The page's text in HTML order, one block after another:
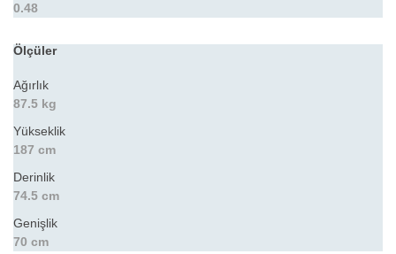
0.48
Ölçüler
Ağırlık
87.5 kg
Yükseklik
187 cm
Derinlik
74.5 cm
Genişlik
70 cm